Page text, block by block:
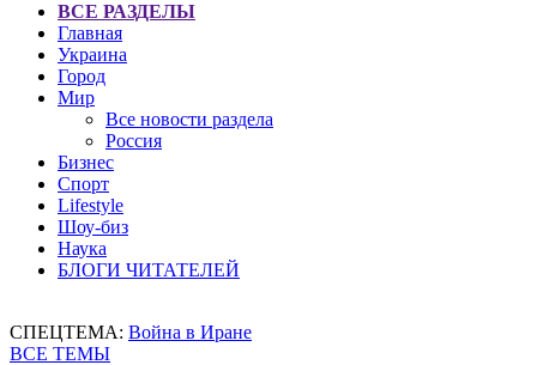
ВСЕ РАЗДЕЛЫ
Главная
Украина
Город
Мир
Все новости раздела
Россия
Бизнес
Спорт
Lifestyle
Шоу-биз
Наука
БЛОГИ ЧИТАТЕЛЕЙ
СПЕЦТЕМА: Война в Иране
ВСЕ ТЕМЫ